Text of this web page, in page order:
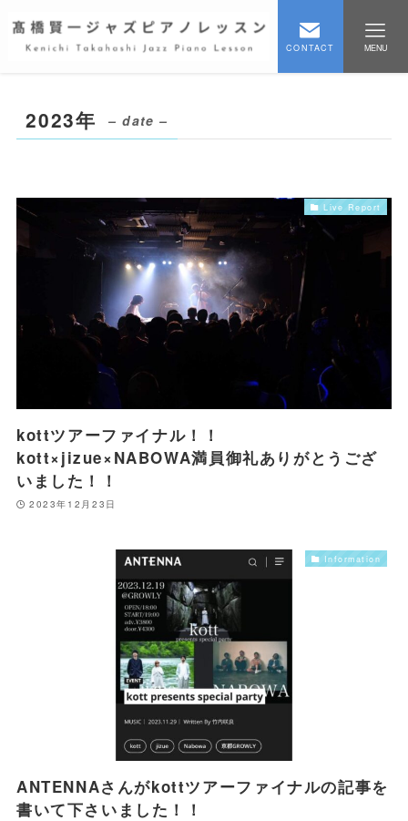
CONTACT MENU
2023年 – date –
Live Report
kottツアーファイナル！！
kott×jizue×NABOWA満員御礼ありがとうござ
いました！！
2023年12月23日
Information
ANTENNAさんがkottツアーファイナルの記事を
書いて下さいました！！